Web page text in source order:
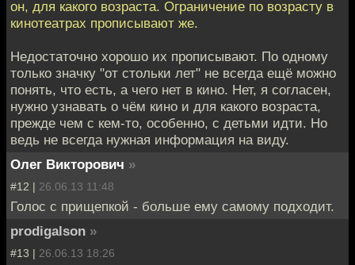
он, для какого возраста. Ограничение по возрасту в
кинотеатрах прописывают же.
Недостаточно хорошо их прописывают. По одному
только значку "от стольки лет" не всегда ещё можно
понять, что есть, а чего нет в кино. Нет, я согласен,
нужно узнавать о чём кино и для какого возраста,
прежде чем с кем-то, особенно, с детьми идти. Но
ведь не всегда нужная информация на виду.
Олег Викторович »
#12 | 26.06.13 11:48
Голос с прищепкой - больше ему самому подходит.
prodigalson »
#13 | 26.06.13 18:26